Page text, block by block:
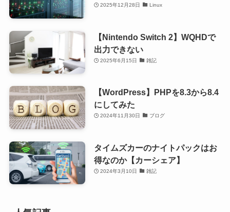
2025年12月28日 Linux
【Nintendo Switch 2】WQHDで
出力できない
2025年6月15日 雑記
【WordPress】PHPを8.3から8.4
にしてみた
2024年11月30日 ブログ
タイムズカーのナイトパックはお
得なのか【カーシェア】
2024年3月10日 雑記